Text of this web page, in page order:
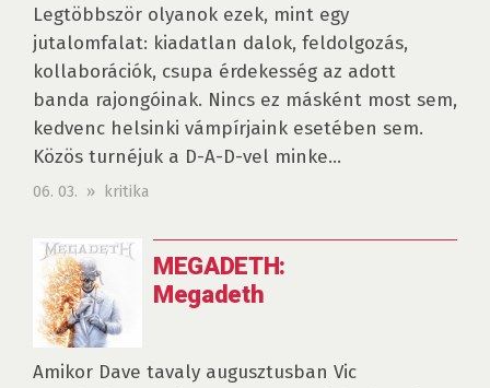
Legtöbbször olyanok ezek, mint egy
jutalomfalat: kiadatlan dalok, feldolgozás,
kollaborációk, csupa érdekesség az adott
banda rajongóinak. Nincs ez másként most sem,
kedvenc helsinki vámpírjaink esetében sem.
Közös turnéjuk a D-A-D-vel minke...
06. 03. » kritika
MEGADETH:
Megadeth
Amikor Dave tavaly augusztusban Vic